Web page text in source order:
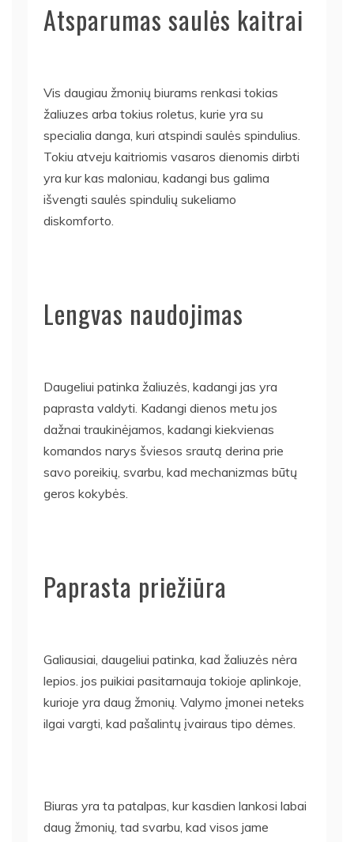
Atsparumas saulės kaitrai
Vis daugiau žmonių biurams renkasi tokias
žaliuzes arba tokius roletus, kurie yra su
specialia danga, kuri atspindi saulės spindulius.
Tokiu atveju kaitriomis vasaros dienomis dirbti
yra kur kas maloniau, kadangi bus galima
išvengti saulės spindulių sukeliamo
diskomforto.
Lengvas naudojimas
Daugeliui patinka žaliuzės, kadangi jas yra
paprasta valdyti. Kadangi dienos metu jos
dažnai traukinėjamos, kadangi kiekvienas
komandos narys šviesos srautą derina prie
savo poreikių, svarbu, kad mechanizmas būtų
geros kokybės.
Paprasta priežiūra
Galiausiai, daugeliui patinka, kad žaliuzės nėra
lepios. jos puikiai pasitarnauja tokioje aplinkoje,
kurioje yra daug žmonių. Valymo įmonei neteks
ilgai vargti, kad pašalintų įvairaus tipo dėmes.
Biuras yra ta patalpas, kur kasdien lankosi labai
daug žmonių, tad svarbu, kad visos jame